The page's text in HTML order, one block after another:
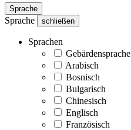
Sprache
Sprache schließen
Sprachen
Gebärdensprache
Arabisch
Bosnisch
Bulgarisch
Chinesisch
Englisch
Französisch